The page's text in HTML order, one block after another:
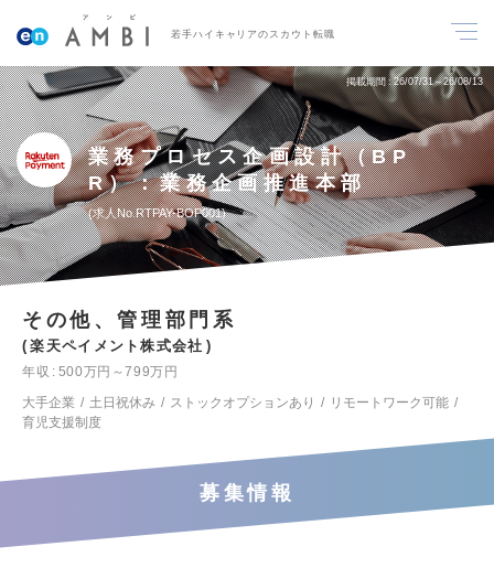
若手ハイキャリアのスカウト転職
掲載期間 26/07/31～26/08/13
業務プロセス企画設計（BP
R）：業務企画推進本部
求人No.RTPAY-BOP001
その他、管理部門系
楽天ペイメント株式会社
年収
500万円～799万円
大手企業
土日祝休み ストックオプションあり
リモートワーク可能
育児支援制度
募集情報